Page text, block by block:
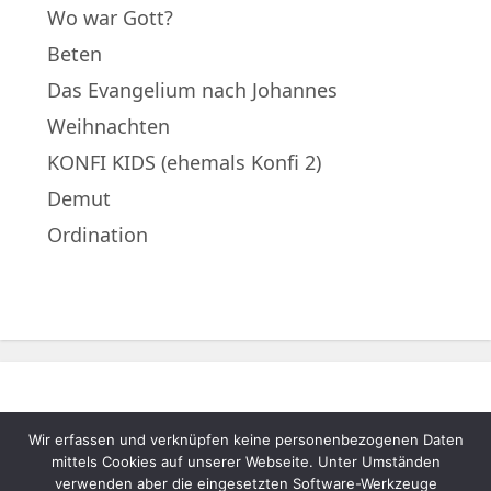
Wo war Gott?
Beten
Das Evangelium nach Johannes
Weihnachten
KONFI KIDS (ehemals Konfi 2)
Demut
Ordination
© 2022 – Evangelische Muttergemeinde
A.B. Neukematen |Impressum|
Wir erfassen und verknüpfen keine personenbezogenen Daten
mittels Cookies auf unserer Webseite. Unter Umständen
verwenden aber die eingesetzten Software-Werkzeuge